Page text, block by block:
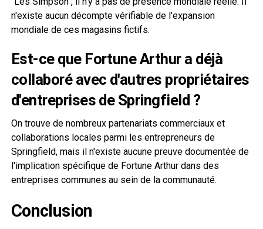
n'existe aucun décompte vérifiable de l'expansion
mondiale de ces magasins fictifs.
Est-ce que Fortune Arthur a déjà
collaboré avec d'autres propriétaires
d'entreprises de Springfield ?
On trouve de nombreux partenariats commerciaux et
collaborations locales parmi les entrepreneurs de
Springfield, mais il n'existe aucune preuve documentée de
l'implication spécifique de Fortune Arthur dans des
entreprises communes au sein de la communauté.
Conclusion